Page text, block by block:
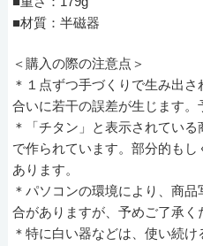
■材質：半磁器
＜購入の際の注意点＞
＊１点ずつ手づくりで生み出
合いに若干の誤差が生じます。
＊「チタン」と表示されてい
で作られています。部分的も
あります。
＊パソコンの環境により、商
合がありますが、予めご了承く
＊特に白い器などは、使い続